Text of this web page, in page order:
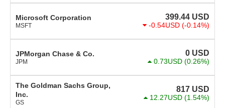
Microsoft Corporation
MSFT
399.44 USD
-0.54USD (-0.14%)
JPMorgan Chase & Co.
JPM
0 USD
0.73USD (0.26%)
The Goldman Sachs Group,
Inc.
GS
817 USD
12.27USD (1.54%)